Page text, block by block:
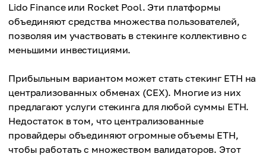
Lido Finance или Rocket Pool. Эти платформы
объединяют средства множества пользователей,
позволяя им участвовать в стекинге коллективно с
меньшими инвестициями.
Прибыльным вариантом может стать стекинг ETH на
централизованных обменах (CEX). Многие из них
предлагают услуги стекинга для любой суммы ETH.
Недостаток в том, что централизованные
провайдеры объединяют огромные объемы ETH,
чтобы работать с множеством валидаторов. Этот